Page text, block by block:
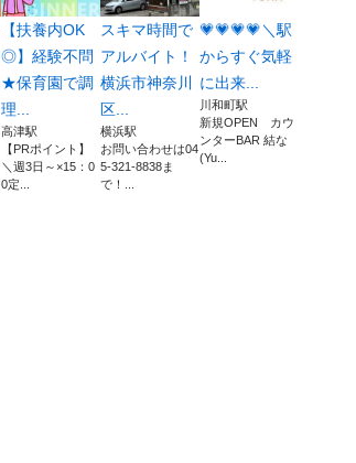
【扶養内OK
◎】経験不問
★保育園で調
理...
高津駅
【PRポイント】
＼週3日～×15：0
0定...
スキマ時間で
アルバイト！
横浜市神奈川
区...
横浜駅
お問い合わせは04
5-321-8838ま
で！...
💗💗💗💗＼駅
からすぐ気軽
に出来...
川和町駅
新規OPEN カウ
ンターBAR 結な
(Yu...